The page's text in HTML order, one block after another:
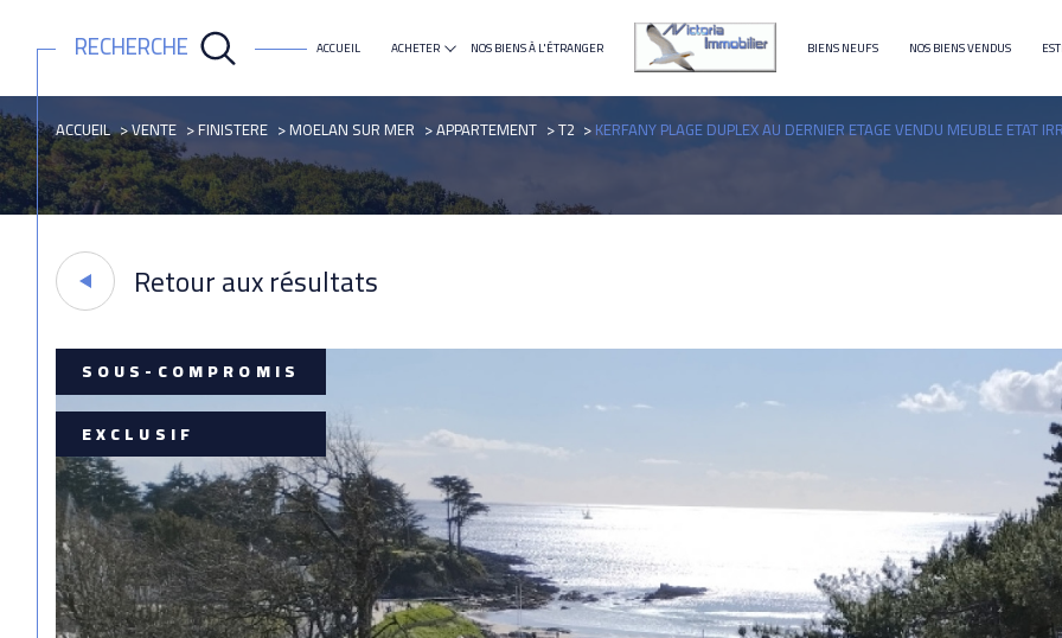
ACCUEIL ACHETER
maison appartement terrain immeuble
NOS BIENS À L'ÉTRANGER BIENS NEUFS NOS BIENS VENDUS
RECHERCHE
ACCUEIL VENTE FINISTERE MOELAN SUR MER APPARTEMENT T2 KERFANY PLAGE DUPLEX AU DERNIER ETAGE VENDU MEUBLE ETAT
Retour aux résultats
SOUS-COMPROMIS
EXCLUSIF